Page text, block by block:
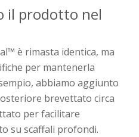
il prodotto nel
è rimasta identica, ma
per mantenerla
abbiamo aggiunto
brevettato circa
per facilitare
su scaffali profondi.